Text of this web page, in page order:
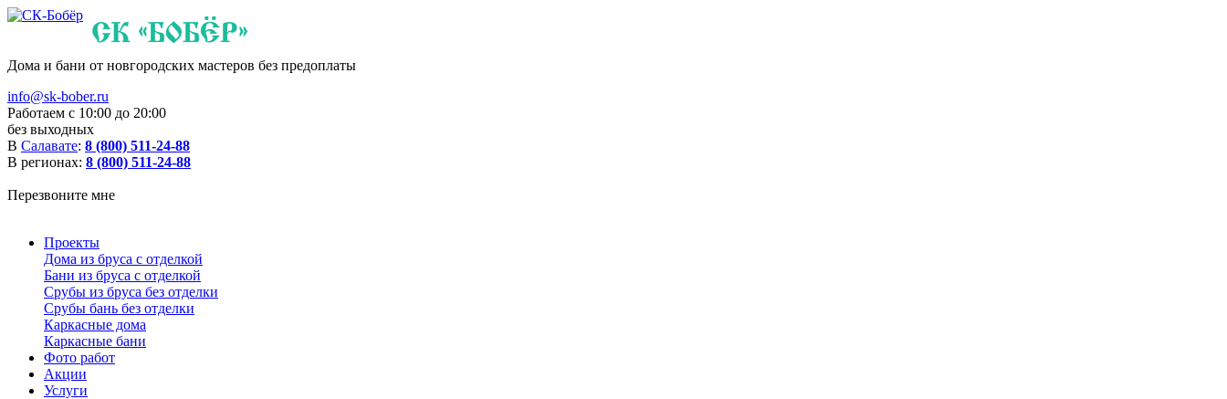
Дома и бани от новгородских мастеров без предоплаты
info@sk-bober.ru
Работаем с 10:00 до 20:00
без выходных
В Салавате: 8 (800) 511-24-88
В регионах: 8 (800) 511-24-88
Перезвоните мне
Проекты
Дома из бруса с отделкой
Бани из бруса с отделкой
Срубы из бруса без отделки
Срубы бань без отделки
Каркасные дома
Каркасные бани
Фото работ
Акции
Услуги